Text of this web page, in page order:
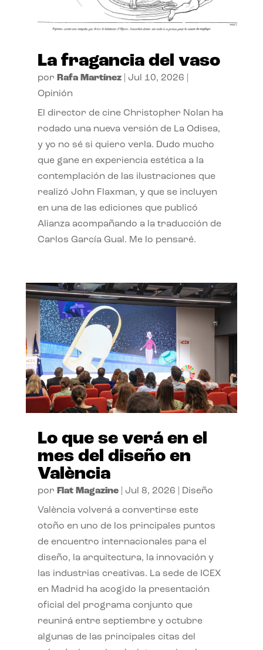
La fragancia del vaso
por Rafa Martínez| Jul 10, 2026
Opinión
El director de cine Christopher Nolan ha
rodado una nueva versión de La Odisea,
y yo no sé si quiero verla. Dudo mucho
que gane en experiencia estética a la
contemplación de las ilustraciones que
realizó John Flaxman, y que se incluyen
en una de las ediciones que publicó
Alianza acompañando a la traducción de
Carlos García Gual. Me lo pensaré.
Lo que se verá en el
mes del diseño en
València
por Flat Magazine| Jul 8, 2026 Diseño
València volverá a convertirse este
otoño en uno de los principales puntos
de encuentro internacionales para el
diseño, la arquitectura, la innovación y
las industrias creativas. La sede de ICEX
en Madrid ha acogido la presentación
oficial del programa conjunto que
reunirá entre septiembre y octubre
algunas de las principales citas del